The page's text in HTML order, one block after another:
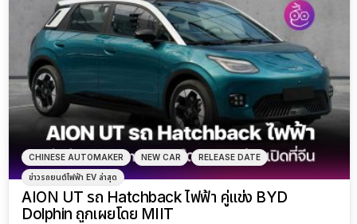
CHINESE AUTOMAKER NEW CAR RELEASE DATE
ข่าวรถยนต์ไฟฟ้า EV ล่าสุด
AION UT รถ Hatchback ไฟฟ้า คู่แข่ง BYD
Dolphin ถูกเผยโดย MIIT